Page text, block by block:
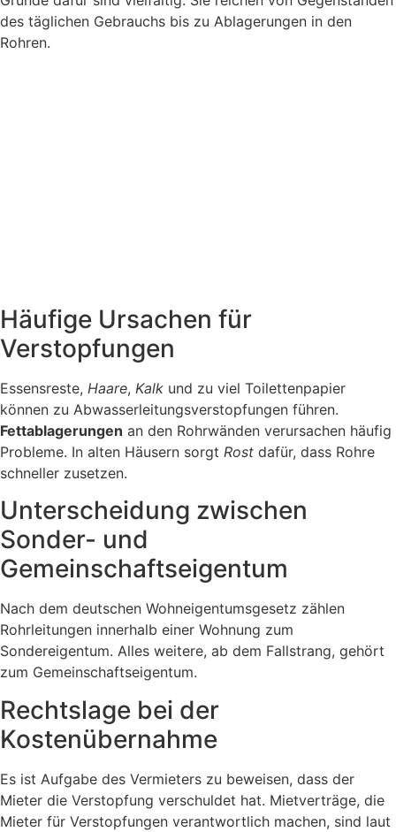
des täglichen Gebrauchs bis zu Ablagerungen in den
Rohren.
Häufige Ursachen für
Verstopfungen
Essensreste, Haare, Kalk und zu viel Toilettenpapier
können zu Abwasserleitungsverstopfungen führen.
Fettablagerungen an den Rohrwänden verursachen häufig
Probleme. In alten Häusern sorgt Rost dafür, dass Rohre
schneller zusetzen.
Unterscheidung zwischen
Sonder- und
Gemeinschaftseigentum
Nach dem deutschen Wohneigentumsgesetz zählen
Rohrleitungen innerhalb einer Wohnung zum
Sondereigentum. Alles weitere, ab dem Fallstrang, gehört
zum Gemeinschaftseigentum.
Rechtslage bei der
Kostenübernahme
Es ist Aufgabe des Vermieters zu beweisen, dass der
Mieter die Verstopfung verschuldet hat. Mietverträge, die
Mieter für Verstopfungen verantwortlich machen, sind laut